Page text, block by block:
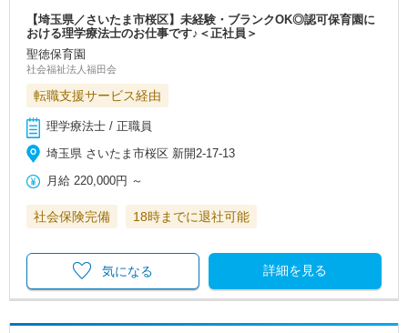
【埼玉県／さいたま市桜区】未経験・ブランクOK◎認可保育園に
おける理学療法士のお仕事です♪＜正社員＞
聖徳保育園
社会福祉法人福田会
転職支援サービス経由
理学療法士 / 正職員
埼玉県 さいたま市桜区 新開2‐17‐13
月給 220,000円 ～
社会保険完備 18時までに退社可能
詳細を見る
気になる